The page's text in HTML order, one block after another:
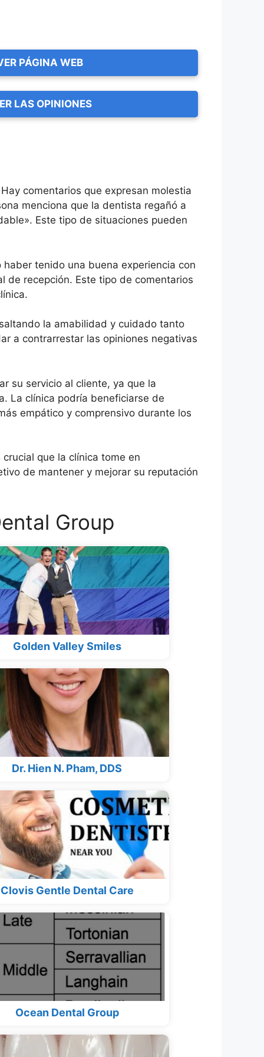
PÁGINA WEB
LAS OPINIONES
comentarios que expresan molestia
menciona que la dentista regañó a
Este tipo de situaciones pueden
tenido una buena experiencia con
de recepción. Este tipo de comentarios
la amabilidad y cuidado tanto
a contrarrestar las opiniones negativas
su servicio al cliente, ya que la
La clínica podría beneficiarse de
empático y comprensivo durante los
que la clínica tome en
de mantener y mejorar su reputación
Group
Golden Valley Smiles
Dr. Hien N. Pham, DDS
Clovis Gentle Dental Care
Ocean Dental Group